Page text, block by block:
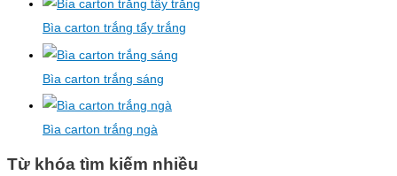
Bìa carton trắng tẩy trắng
Bìa carton trắng sáng
Bìa carton trắng ngà
Từ khóa tìm kiếm nhiều